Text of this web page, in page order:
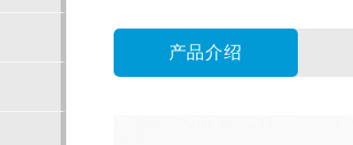
产品介绍